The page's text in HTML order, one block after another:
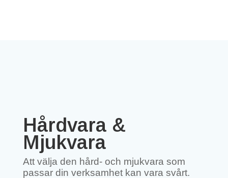
Hårdvara &
Mjukvara
Att välja den hård- och mjukvara som
passar din verksamhet kan vara svårt.